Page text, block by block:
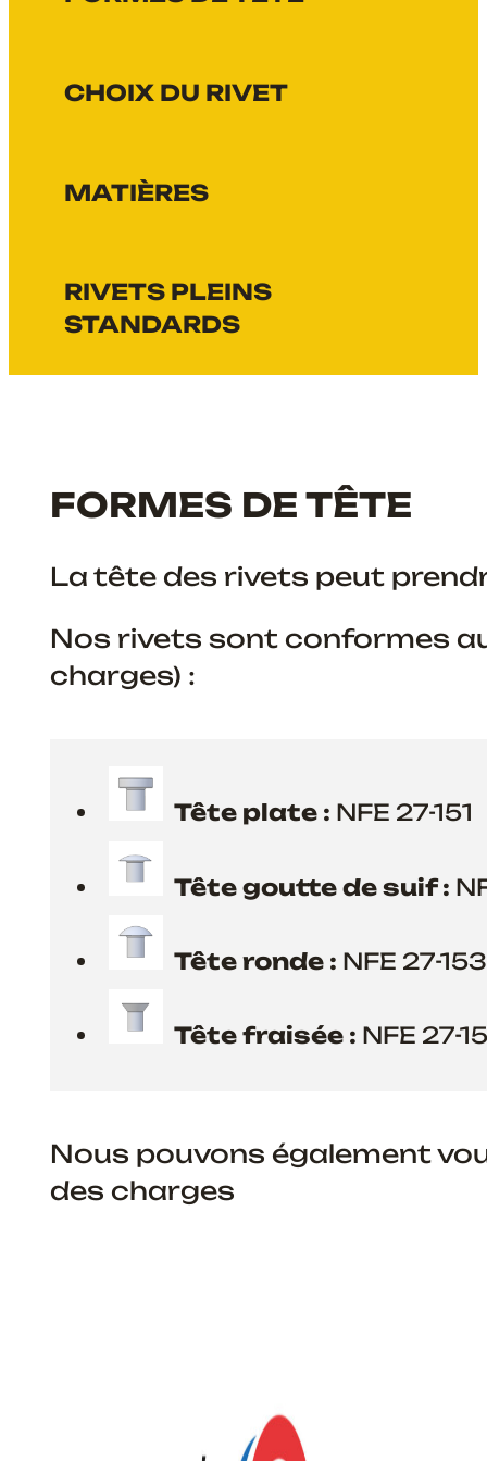
CHOIX DU RIVET
MATIÈRES
RIVETS PLEINS
STANDARDS
FORMES DE TÊTE
La tête des rivets peut
Nos rivets sont conformes
charges) :
Tête plate : NFE 27-151
Tête goutte de suif :
Tête ronde : NFE 27-
Tête fraisée : NFE 27-
Nous pouvons également
des charges